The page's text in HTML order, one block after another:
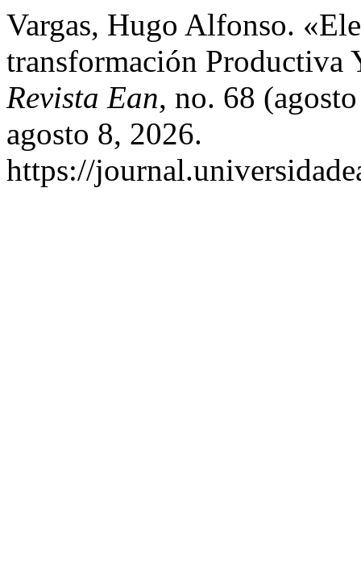
Vargas, Hugo Alfonso.
transformación Productiva
Revista Ean, no. 68
agosto 8, 2026.
https://